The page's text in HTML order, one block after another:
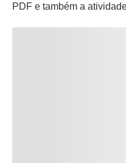
PDF e também a